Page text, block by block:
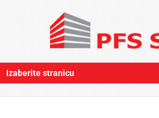
Izaberite stranicu